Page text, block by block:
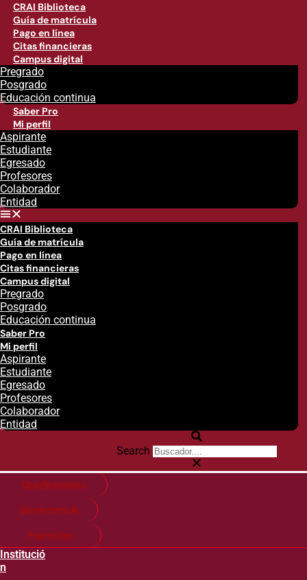
CRAI Biblioteca
Guía de matrícula
Pago en línea
Citas financieras
Campus digital
Pregrado
Posgrado
Educación continua
Saber Pro
Mi perfil
Aspirante
Estudiante
Egresado
Profesores
Colaborador
Entidad
CRAI Biblioteca
Guía de matrícula
Pago en línea
Citas financieras
Campus digital
Pregrado
Posgrado
Educación continua
Saber Pro
Mi perfil
Aspirante
Estudiante
Egresado
Profesores
Colaborador
Entidad
Search
Citas financieras
Guía de matricula
Pago en línea
Institució
n